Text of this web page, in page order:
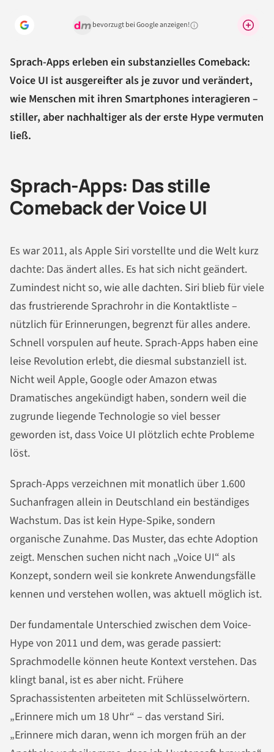
bevorzugt bei Google anzeigen!Warum lohnt sich das?
Sprach-Apps erleben ein substanzielles Comeback:
Voice UI ist ausgereifter als je zuvor und verändert,
wie Menschen mit ihren Smartphones interagieren –
stiller, aber nachhaltiger als der erste Hype vermuten
ließ.
Sprach-Apps: Das stille
Comeback der Voice UI
Es war 2011, als Apple Siri vorstellte und die Welt kurz
dachte: Das ändert alles. Es hat sich nicht geändert.
Zumindest nicht so, wie alle dachten. Siri blieb für viele
das frustrierende Sprachrohr in die Kontaktliste –
nützlich für Erinnerungen, begrenzt für alles andere.
Schnell vorspulen auf heute. Sprach-Apps haben eine
leise Revolution erlebt, die diesmal substanziell ist.
Nicht weil Apple, Google oder Amazon etwas
Dramatisches angekündigt haben, sondern weil die
zugrunde liegende Technologie so viel besser
geworden ist, dass Voice UI plötzlich echte Probleme
löst.
Sprach-Apps verzeichnen mit monatlich über 1.600
Suchanfragen allein in Deutschland ein beständiges
Wachstum. Das ist kein Hype-Spike, sondern
organische Zunahme. Das Muster, das echte Adoption
zeigt. Menschen suchen nicht nach „Voice UI“ als
Konzept, sondern weil sie konkrete Anwendungsfälle
kennen und verstehen wollen, was aktuell möglich ist.
Der fundamentale Unterschied zwischen dem Voice-
Hype von 2011 und dem, was gerade passiert:
Sprachmodelle können heute Kontext verstehen. Das
klingt banal, ist es aber nicht. Frühere
Sprachassistenten arbeiteten mit Schlüsselwörtern.
„Erinnere mich um 18 Uhr“ – das verstand Siri.
„Erinnere mich daran, wenn ich morgen früh an der